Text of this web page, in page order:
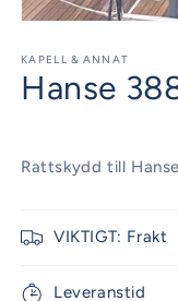
1
i
modalfönster
KAPELL & ANNAT
Hanse
Rattskydd till
VIKTIGT: Frakt
Leveranstid